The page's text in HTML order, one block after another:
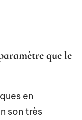
que le
en
son très